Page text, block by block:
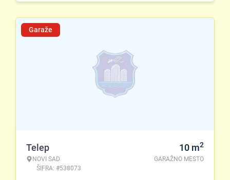
Garaže
Telep
NOVI SAD
ŠIFRA: #538073
10 m2
GARAŽNO MESTO